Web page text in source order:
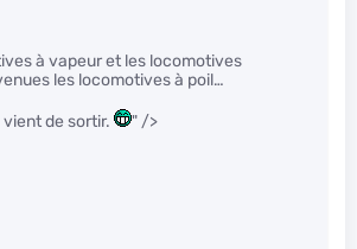
à vapeur et les locomotives
les locomotives à poil…
vient de sortir. " />